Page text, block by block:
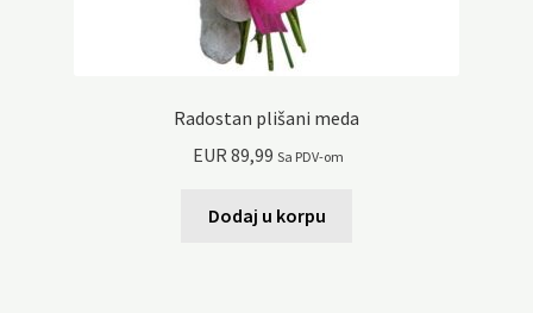
Radostan plišani meda
EUR 89,99 Sa PDV-om
Dodaj u korpu